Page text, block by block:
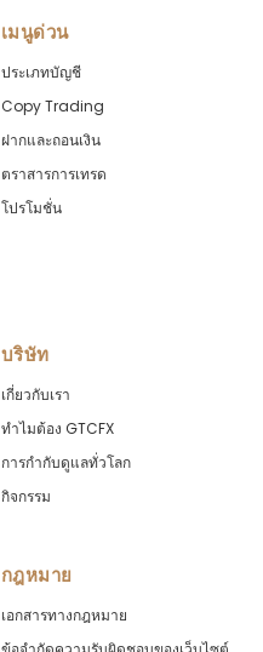
เมนูด่วน
ประเภทบัญชี
Copy Trading
ฝากและถอนเงิน
ตราสารการเทรด
โปรโมชั่น
บริษัท
เกี่ยวกับเรา
ทำไมต้อง GTCFX
การกำกับดูแลทั่วโลก
กิจกรรม
กฎหมาย
เอกสารทางกฎหมาย